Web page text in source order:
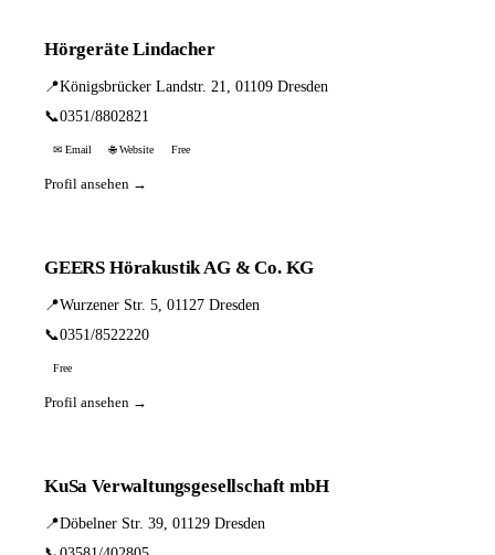
Hörgeräte Lindacher
📍Königsbrücker Landstr. 21, 01109 Dresden
📞0351/8802821
✉ Email 🌐 Website Free
Profil ansehen →
GEERS Hörakustik AG & Co. KG
📍Wurzener Str. 5, 01127 Dresden
📞0351/8522220
Free
Profil ansehen →
KuSa Verwaltungsgesellschaft mbH
📍Döbelner Str. 39, 01129 Dresden